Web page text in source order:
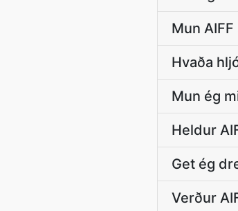
Mun
Hvaða
Mun ég
Heldur
Get ég
Verður